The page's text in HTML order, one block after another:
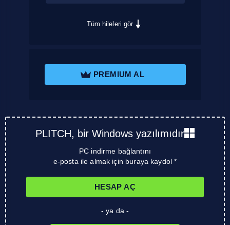
Tüm hileleri gör
PREMIUM AL
PLITCH, bir Windows yazılımıdır
PC indirme bağlantını
e-posta ile almak için buraya kaydol *
HESAP AÇ
- ya da -